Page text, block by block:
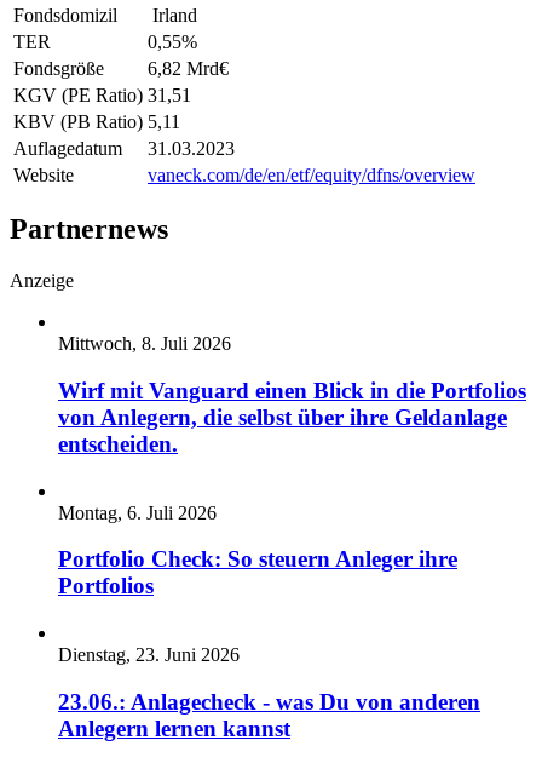
Fondsdomizil
Irland
TER
0,55%
Fondsgröße
6,82 Mrd€
KGV (PE Ratio) 31,51
KBV (PB Ratio) 5,11
Auflagedatum
31.03.2023
Website
vaneck.com/de/en/etf/equity/dfns/overview
Partnernews
Anzeige
Mittwoch, 8. Juli 2026
Wirf mit Vanguard einen Blick in die Portfolios
von Anlegern, die selbst über ihre Geldanlage
entscheiden.
Montag, 6. Juli 2026
Portfolio Check: So steuern Anleger ihre
Portfolios
Dienstag, 23. Juni 2026
23.06.: Anlagecheck - was Du von anderen
Anlegern lernen kannst